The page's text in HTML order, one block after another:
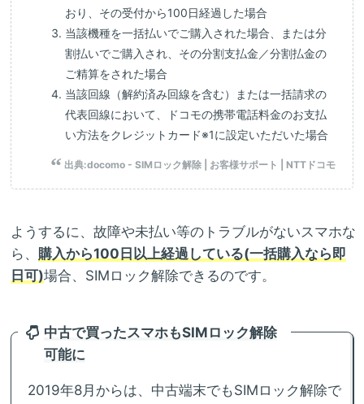
おり、その受付から100日経過した場合
当該機種を一括払いでご購入された場合、または分
割払いでご購入され、その分割支払金／分割払金の
ご精算をされた場合
当該回線（解約済み回線を含む）または一括請求の
代表回線において、ドコモの携帯電話料金のお支払
い方法をクレジットカード※1に設定いただいた場合
出典:docomo - SIMロック解除 | お客様サポート | NTTドコモ
ようするに、故障や未払い等のトラブルがないスマホな
ら、 購入から100日以上経過している(一括購入なら即
日可)場合、SIMロック解除できるのです。
中古で買ったスマホもSIMロック解除
可能に
2019年8月からは、中古端末でもSIMロック解除で